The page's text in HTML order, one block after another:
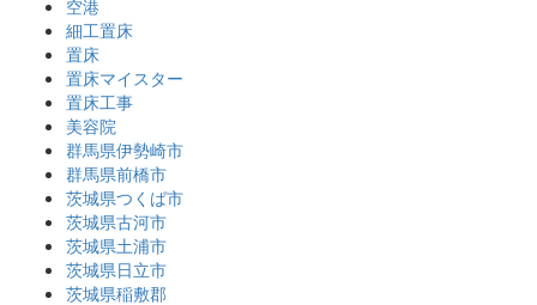
空港
細工置床
置床
置床マイスター
置床工事
美容院
群馬県伊勢崎市
群馬県前橋市
茨城県つくば市
茨城県古河市
茨城県土浦市
茨城県日立市
茨城県稲敷郡